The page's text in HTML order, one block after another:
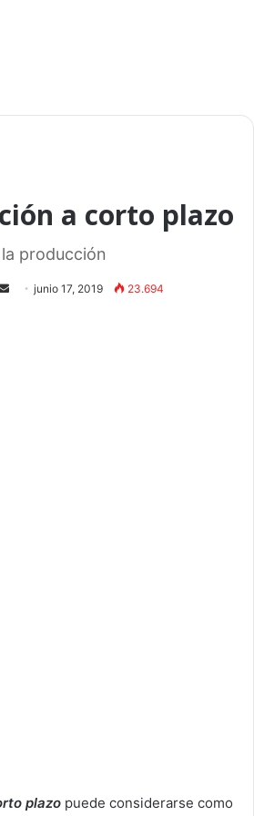
a corto plazo
producción
junio 17, 2019 23.694
plazo puede considerarse como